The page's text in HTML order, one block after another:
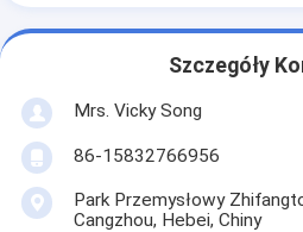
Szczegóły
Mrs. Vicky Song
86-15832766956
Park Przemysłowy
Cangzhou, Hebei, Chiny